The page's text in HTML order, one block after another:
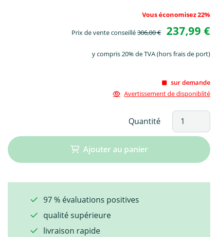
Vous économisez 22%
Prix de vente conseillé306,00 € 237,99 €
y compris 20% de TVA (hors frais de port)
sur demande
Avertissement de disponiblité
Quantité
Ajouter au panier
97 % évaluations positives
qualité supérieure
livraison rapide